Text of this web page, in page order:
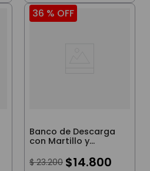
36 % OFF
Banco de Descarga
con Martillo y
$ 23.200 $14.800